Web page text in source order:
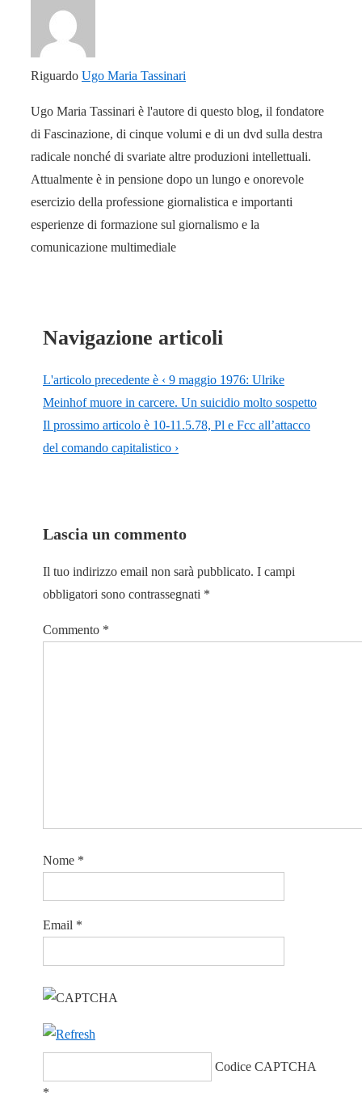
Riguardo Ugo Maria Tassinari
Ugo Maria Tassinari è l'autore di questo blog, il fondatore
di Fascinazione, di cinque volumi e di un dvd sulla destra
radicale nonché di svariate altre produzioni intellettuali.
Attualmente è in pensione dopo un lungo e onorevole
esercizio della professione giornalistica e importanti
esperienze di formazione sul giornalismo e la
comunicazione multimediale
Navigazione articoli
L'articolo precedente è ‹ 9 maggio 1976: Ulrike
Meinhof muore in carcere. Un suicidio molto sospetto
Il prossimo articolo è 10-11.5.78, Pl e Fcc all’attacco
del comando capitalistico ›
Lascia un commento
Il tuo indirizzo email non sarà pubblicato. I campi
obbligatori sono contrassegnati *
Commento *
Nome *
Email *
Codice CAPTCHA
*